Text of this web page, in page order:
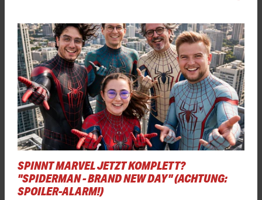
SPINNT MARVEL JETZT KOMPLETT?
"SPIDERMAN - BRAND NEW DAY" (ACHTUNG:
SPOILER-ALARM!)